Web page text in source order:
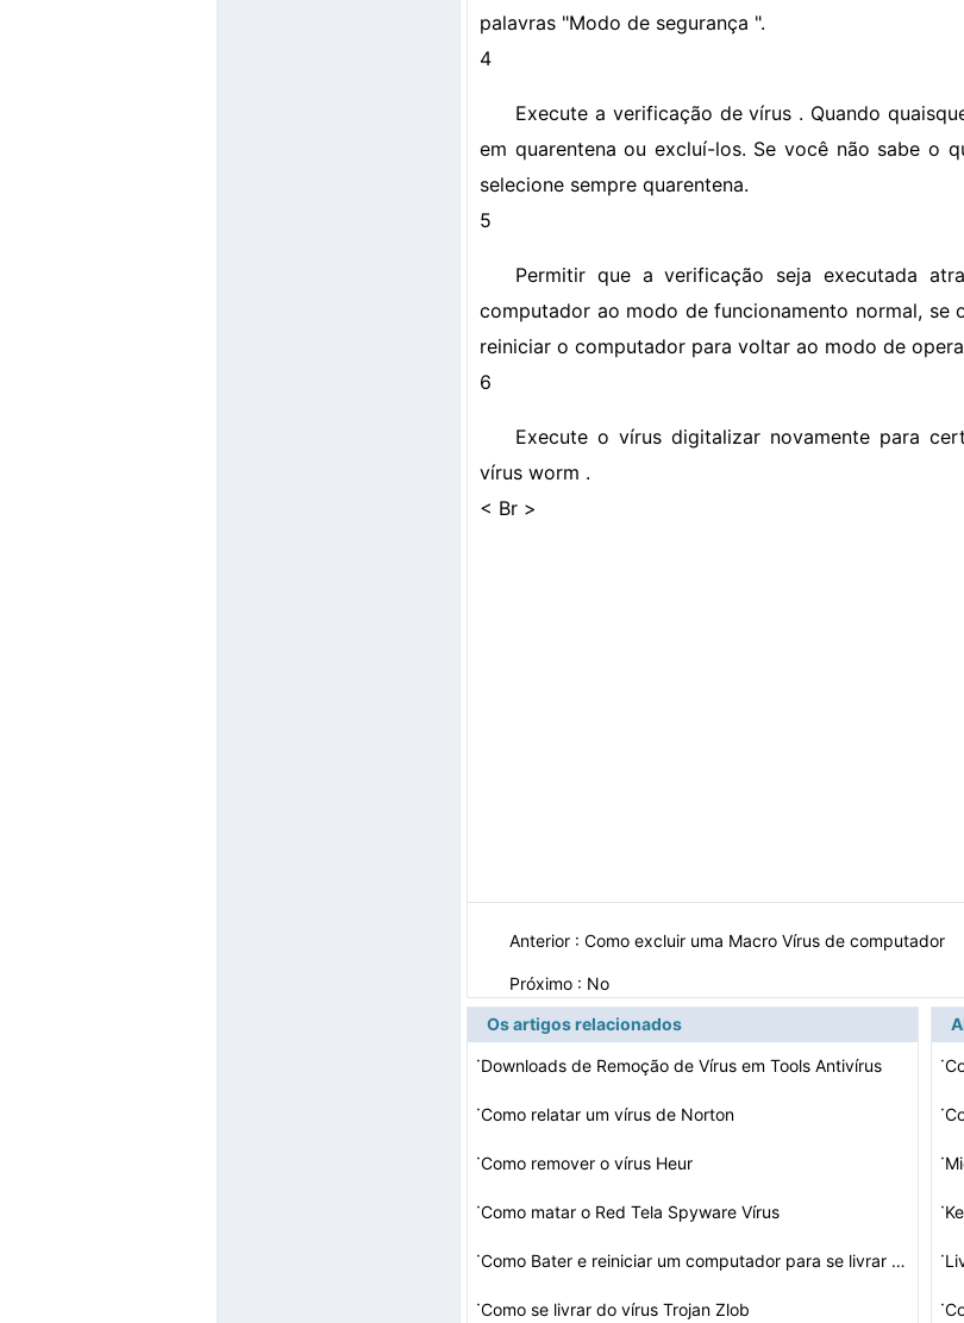
palavras "Modo de segurança ".
4
Execute a verificação de vírus . Quando
em quarentena ou excluí-los. Se você não sabe o
selecione sempre quarentena.
5
Permitir que a verificação seja executada
computador ao modo de funcionamento normal, se
reiniciar o computador para voltar ao modo de
6
Execute o vírus digitalizar novamente para
vírus worm .
< Br >
Anterior : Como excluir uma Macro Vírus de computador
Próximo : No
Os artigos relacionados
·Downloads de Remoção de Vírus em Tools Antivírus
·Como relatar um vírus de Norton
·Como remover o vírus Heur
·Como matar o Red Tela Spyware Vírus
· Como Bater e reiniciar um computador para se livrar de …
·Como se livrar do vírus Trojan Zlob
·
·
·
·
·
·